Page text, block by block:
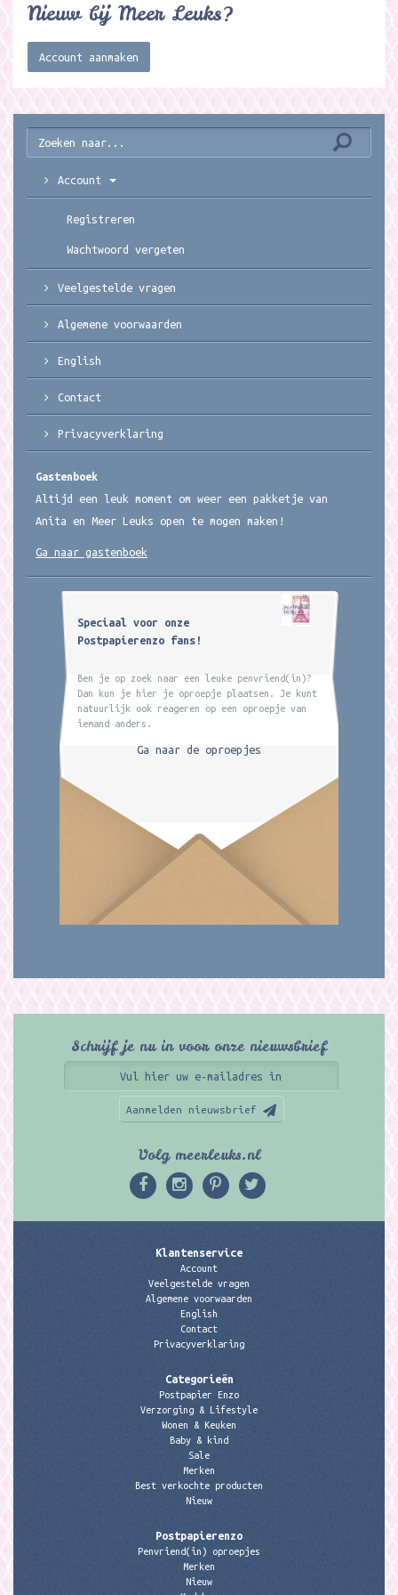
Nieuw bij Meer Leuks?
Account aanmaken
Account
Registreren
Wachtwoord vergeten
Veelgestelde vragen
Algemene voorwaarden
English
Contact
Privacyverklaring
Gastenboek
Altijd een leuk moment om weer een pakketje van
Anita en Meer Leuks open te mogen maken!
Ga naar gastenboek
Speciaal voor onze
Postpapierenzo fans!
Ben je op zoek naar een leuke penvriend(in)?
Dan kun je hier je oproepje plaatsen. Je kunt
natuurlijk ook reageren op een oproepje van
iemand anders.
Ga naar de oproepjes
Schrijf je nu in voor onze nieuwsbrief
Aanmelden nieuwsbrief
Volg meerleuks.nl
Klantenservice
Account
Veelgestelde vragen
Algemene voorwaarden
English
Contact
Privacyverklaring
Categorieën
Postpapier Enzo
Verzorging & Lifestyle
Wonen & Keuken
Baby & kind
Sale
Merken
Best verkochte producten
Nieuw
Postpapierenzo
Penvriend(in) oproepjes
Merken
Nieuw